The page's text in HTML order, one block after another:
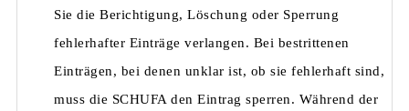
Sie die Berichtigung, Löschung oder Sperrung
fehlerhafter Einträge verlangen. Bei bestrittenen
Einträgen, bei denen unklar ist, ob sie fehlerhaft sind,
muss die SCHUFA den Eintrag sperren. Während der